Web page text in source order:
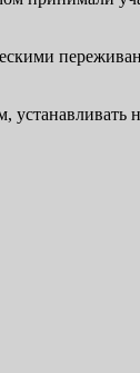
устанавливать